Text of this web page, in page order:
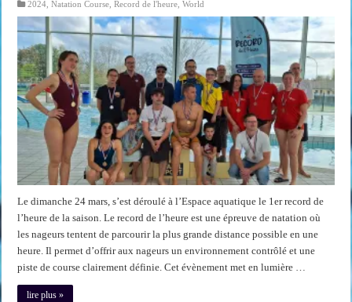
2024 ,Natation Course ,Record de l'heure ,World
Le dimanche 24 mars, s’est déroulé à l’Espace aquatique le 1er record de
l’heure de la saison. Le record de l’heure est une épreuve de natation où
les nageurs tentent de parcourir la plus grande distance possible en une
heure. Il permet d’offrir aux nageurs un environnement contrôlé et une
piste de course clairement définie. Cet évènement met en lumière …
lire plus »